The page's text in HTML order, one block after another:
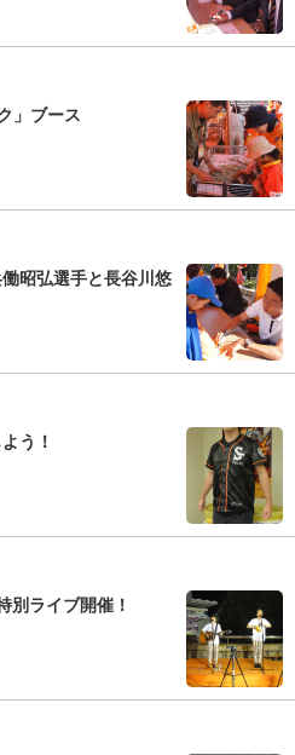
」ブース
昭弘選手と長谷川悠
う！
別ライブ開催！